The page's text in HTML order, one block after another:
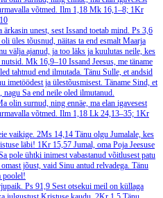
võtmed. Ilm 1,18 Mk 16,1–8; 1Kr
unest, sest Issand toetab mind. Ps 3,6
üles tõusnud, näitas ta end esmalt Maarja
välja ajanud, ja too läks ja kuulutas neile, kes
Mk 16,9–10 Issand Jeesus, me täname
tahtnud end ilmutada. Tänu Sulle, et andsid
imetöödest ja ülestõusmisest. Täname Sind, et
Sa end neile oled ilmutanud.
olin surnud, ning ennäe, ma elan igavesest
võtmed. Ilm 1,18 Lk 24,13–35; 1Kr
vaikige. 2Ms 14,14 Tänu olgu Jumalale, kes
läbi! 1Kr 15,57 Jumal, oma Poja Jeesuse
pole ühtki inimest vabastanud võitlusest patu
jõust, vaid Sinu antud relvadega. Tänu
poolel!
Ps 91,9 Sest otsekui meil on küllaga